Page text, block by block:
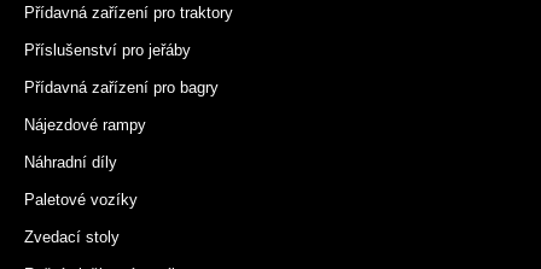
Přídavná zařízení pro traktory
Příslušenství pro jeřáby
Přídavná zařízení pro bagry
Nájezdové rampy
Náhradní díly
Paletové vozíky
Zvedací stoly